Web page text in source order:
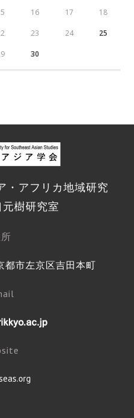
16 17 18
23 24 25
30
・アフリカ地域研究
樹研究室
市左京区吉田本町